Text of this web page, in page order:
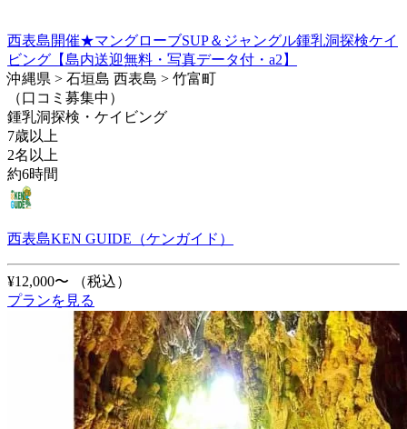
西表島開催★マングローブSUP＆ジャングル鍾乳洞探検ケイ
ビング【島内送迎無料・写真データ付・a2】
沖縄県 > 石垣島 西表島 > 竹富町
（口コミ募集中）
鍾乳洞探検・ケイビング
7歳以上
2名以上
約6時間
西表島KEN GUIDE（ケンガイド）
¥12,000〜
（税込）
プランを見る